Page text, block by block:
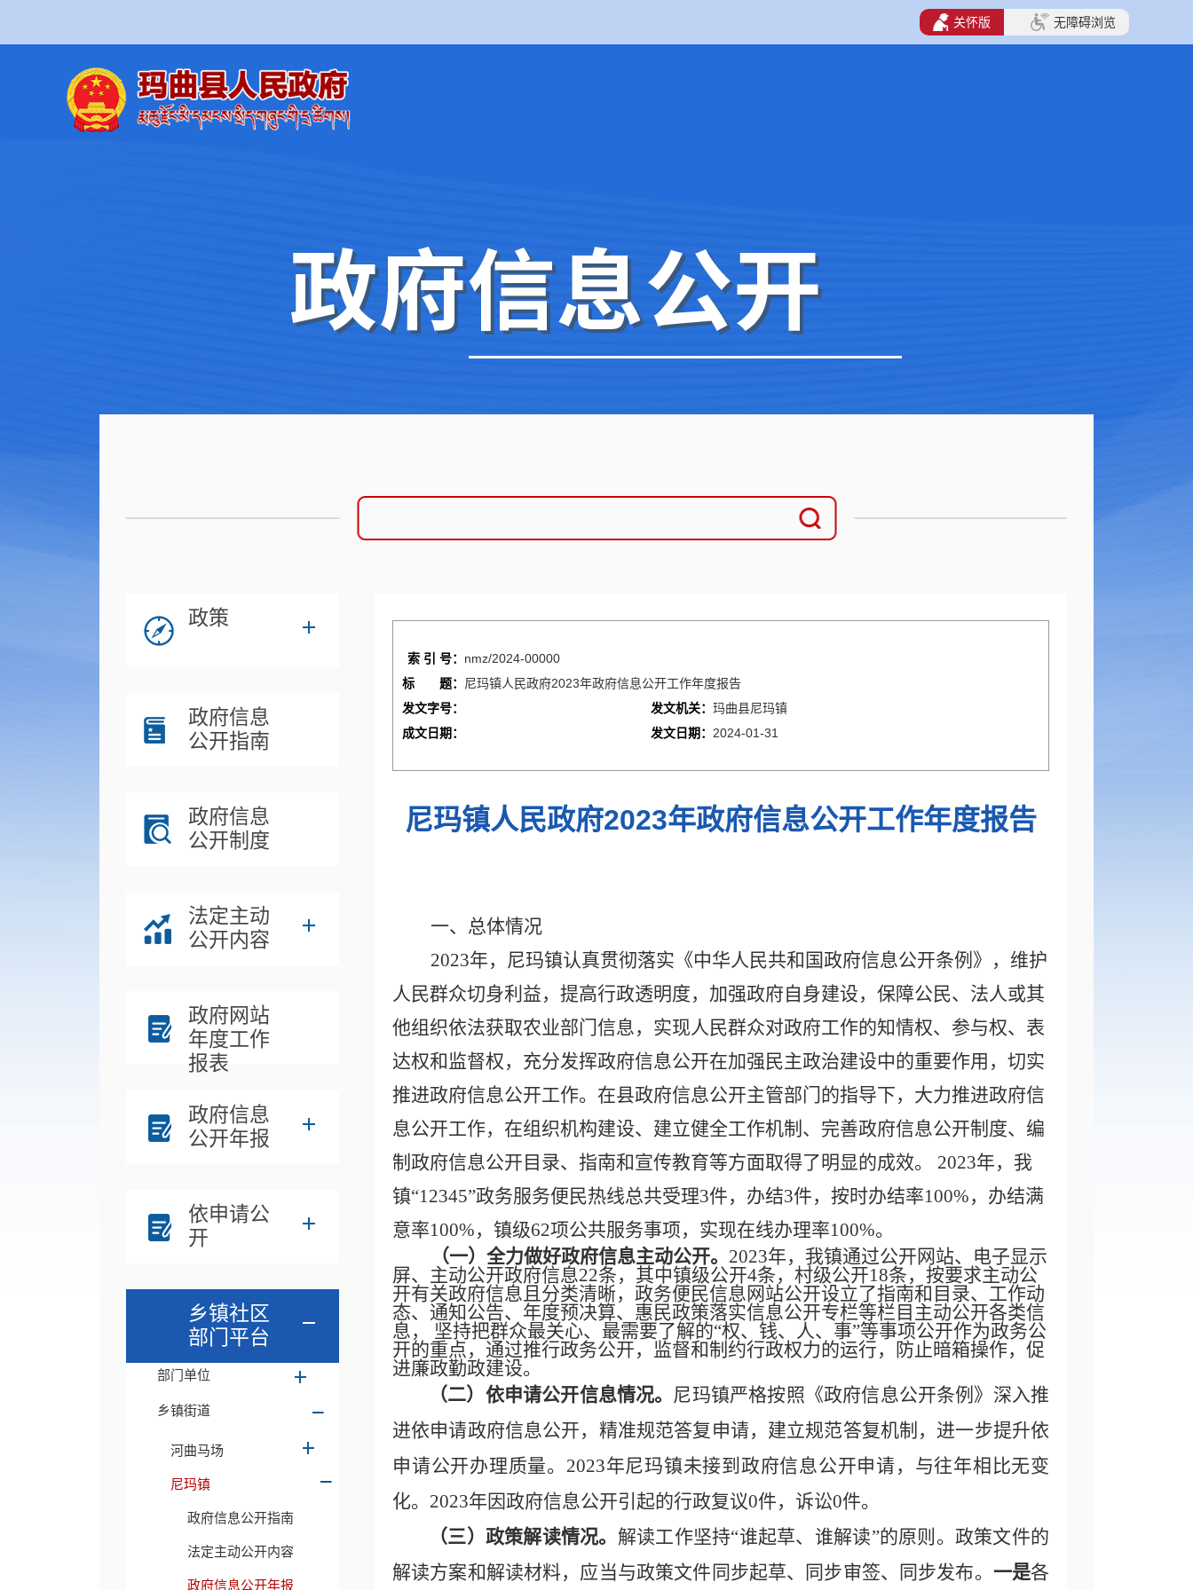
政策
政府信息
公开指南
政府信息
公开制度
法定主动
公开内容
政府网站
年度工作
报表
政府信息
公开年报
依申请公
开
乡镇社区
部门平台
部门单位
乡镇街道
河曲马场
尼玛镇
政府信息公开指南
法定主动公开内容
政府信息公开年报
索 引 号： nmz/2024-00000
标 题： 尼玛镇人民政府2023年政府信息公开工作年度报告
发文字号：
发文机关： 玛曲县尼玛镇
成文日期：
发文日期： 2024-01-31
尼玛镇人民政府2023年政府信息公开工作年度报告
一、总体情况
2023年，尼玛镇认真贯彻落实《中华人民共和国政府信息公开条例》，维护
人民群众切身利益，提高行政透明度，加强政府自身建设，保障公民、法人或其
他组织依法获取农业部门信息，实现人民群众对政府工作的知情权、参与权、表
达权和监督权，充分发挥政府信息公开在加强民主政治建设中的重要作用，切实
推进政府信息公开工作。在县政府信息公开主管部门的指导下，大力推进政府信
息公开工作，在组织机构建设、建立健全工作机制、完善政府信息公开制度、编
制政府信息公开目录、指南和宣传教育等方面取得了明显的成效。 2023年， 我
镇“12345”政务服务便民热线总共受理3件， 办结3件，按时办结率100%，办结满
意率100%， 镇级62项公共服务事项， 实现在线办理率100%。
（一） 全力做好政府信息主动公开。 2023年， 我镇通过公开网站、电子显示
屏、主动公开政府信息22条，其中镇级公开4条， 村级公开18条， 按要求主动公
开有关政府信息且分类清晰，政务便民信息网站公开设立了指南和目录、工作动
态、通知公告、年度预决算、惠民政策落实信息公开专栏等栏目主动公开各类信
息， 坚持把群众最关心、最需要了解的“权、钱、人、事”等事项公开作为政务公
开的重点，通过推行政务公开，监督和制约行政权力的运行，防止暗箱操作，促
进廉政勤政建设。
（二） 依申请公开信息情况。 尼玛镇严格按照《政府信息公开条例》深入推
进依申请政府信息公开，精准规范答复申请，建立规范答复机制，进一步提升依
申请公开办理质量。2023年尼玛镇未接到政府信息公开申请，与往年相比无变
化。2023年因政府信息公开引起的行政复议0件，诉讼0件。
（三） 政策解读情况。 解读工作坚持“谁起草、谁解读”的原则。政策文件的
解读方案和解读材料，应当与政策文件同步起草、同步审签、同步发布。 一是各
关怀版 无障碍浏览